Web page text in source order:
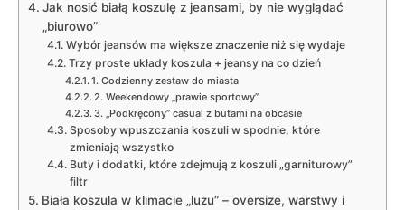
Jak nosić białą koszulę z jeansami, by nie wyglądać
„biurowo”
Wybór jeansów ma większe znaczenie niż się wydaje
Trzy proste układy koszula + jeansy na co dzień
1. Codzienny zestaw do miasta
2. Weekendowy „prawie sportowy”
3. „Podkręcony” casual z butami na obcasie
Sposoby wpuszczania koszuli w spodnie, które
zmieniają wszystko
Buty i dodatki, które zdejmują z koszuli „garniturowy”
filtr
Biała koszula w klimacie „luzu” – oversize, warstwy i